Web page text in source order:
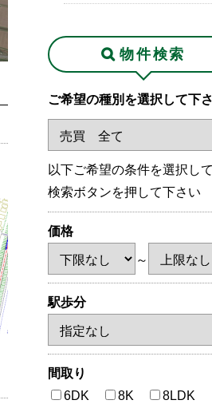
物件検索
ご希望の種別を選択して下
以下ご希望の条件を選択し
検索ボタンを押して下さい
価格
～
駅歩分
間取り
6DK
8K 8LDK